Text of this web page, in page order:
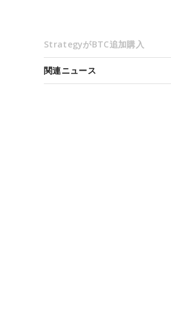
StrategyがBTC追加購入
関連ニュース